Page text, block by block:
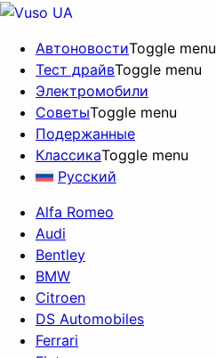
АвтоновостиToggle menu
Тест драйвToggle menu
Электромобили
СоветыToggle menu
Подержанные
КлассикаToggle menu
Русский
Alfa Romeo
Audi
Bentley
BMW
Citroen
DS Automobiles
Ferrari